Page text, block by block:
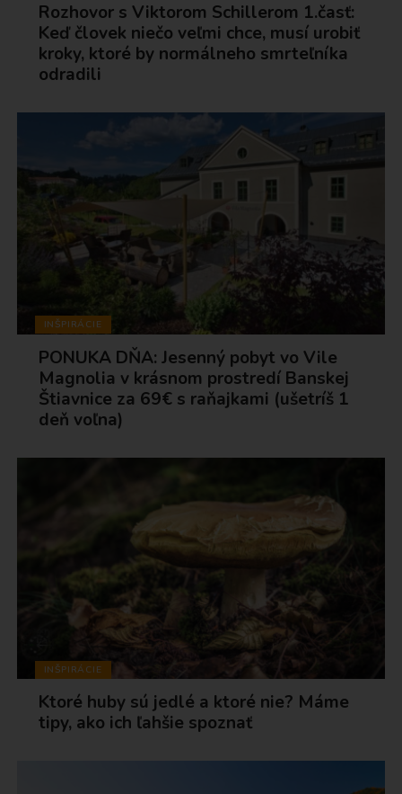
Rozhovor s Viktorom Schillerom 1.časť:
Keď človek niečo veľmi chce, musí urobiť
kroky, ktoré by normálneho smrteľníka
odradili
INŠPIRÁCIE
PONUKA DŇA: Jesenný pobyt vo Vile
Magnolia v krásnom prostredí Banskej
Štiavnice za 69€ s raňajkami (ušetríš 1
deň voľna)
INŠPIRÁCIE
Ktoré huby sú jedlé a ktoré nie? Máme
tipy, ako ich ľahšie spoznať